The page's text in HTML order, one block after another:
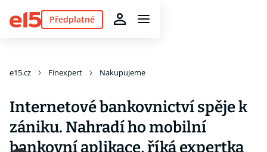
Předplatné
e15.cz Finexpert Nakupujeme
Internetové bankovnictví spěje k
zániku. Nahradí ho mobilní
bankovní aplikace, říká expertka